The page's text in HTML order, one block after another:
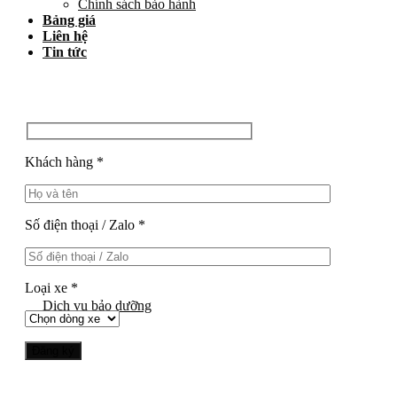
Dịch vụ bảo dưỡng
Chính sách bảo hành
Bảng giá
Liên hệ
Tin tức
Khách hàng *
Số điện thoại / Zalo *
Loại xe *